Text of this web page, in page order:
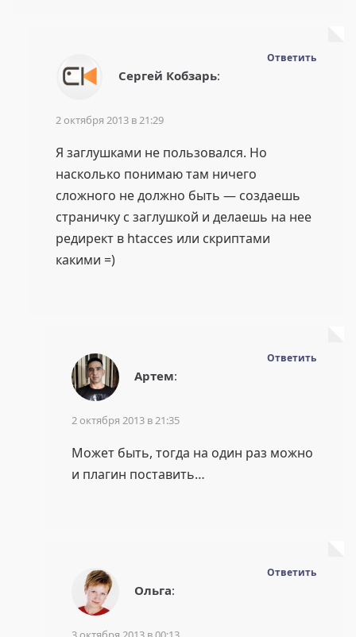
Сергей Кобзарь:
2 октября 2013 в 21:29
Я заглушками не пользовался. Но
насколько понимаю там ничего
сложного не должно быть — создаешь
страничку с заглушкой и делаешь на нее
редирект в htacces или скриптами
какими =)
Ответить
Артем:
2 октября 2013 в 21:35
Может быть, тогда на один раз можно
и плагин поставить…
Ответить
Ольга:
Ответить